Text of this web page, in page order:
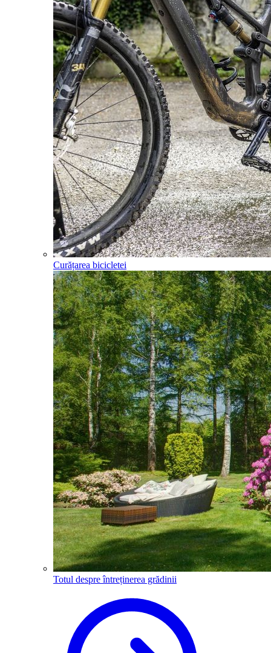
Curățarea bicicletei
Totul despre întreținerea grădinii